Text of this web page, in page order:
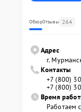
ОбзорОтзывы 264
Адрес
г.
Контакты
+7 (800)
+7 (800)
Время
Работаем